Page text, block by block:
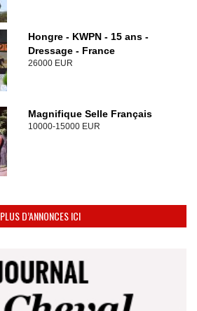
Hongre - KWPN - 15 ans -
Dressage - France
26000 EUR
Magnifique Selle Français
10000-15000 EUR
PLUS D’ANNONCES ICI